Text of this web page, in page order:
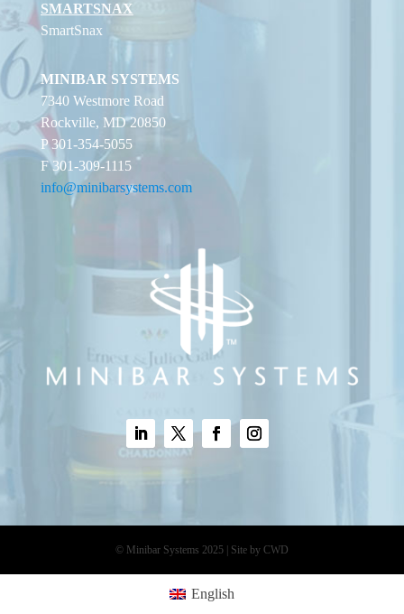
SMARTSNAX
SmartSnax
MINIBAR SYSTEMS
7340 Westmore Road
Rockville, MD 20850
P 301-354-5055
F 301-309-1115
info@minibarsystems.com
© Minibar Systems 2025 | Site by CWD
English